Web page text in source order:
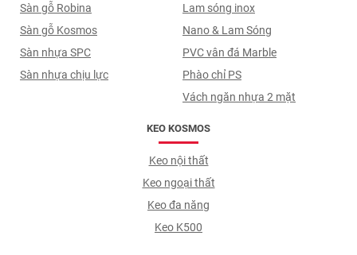
Lam sóng inox
Nano & Lam Sóng
PVC vân đá Marble
Phào chỉ PS
Vách ngăn nhựa 2 mặt
Sàn gỗ Robina
Sàn gỗ Kosmos
Sàn nhựa SPC
Sàn nhựa chịu lực
KEO KOSMOS
Keo nội thất
Keo ngoại thất
Keo đa năng
Keo K500